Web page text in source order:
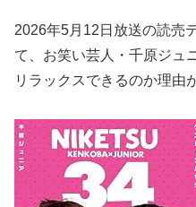
2026年5月12日放送の読売
て、お笑い芸人・千原ジュ
リラックスできるのか理由